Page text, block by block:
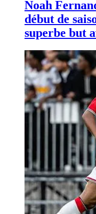
Noah
début de
superbe but